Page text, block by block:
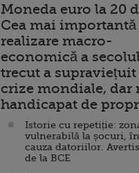
Moneda euro la 20
Cea mai importantă
realizare macro-
economică a
trecut a
crize mondiale, dar
handicapat de
Istorie cu repetiție:
vulnerabilă la șocuri,
cauza datoriilor.
de la BCE